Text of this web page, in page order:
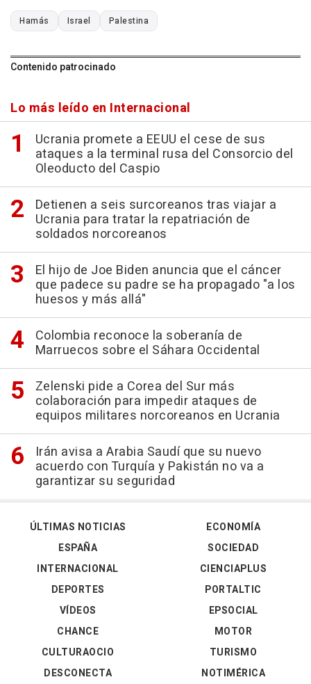
Hamás Israel Palestina
Contenido patrocinado
Lo más leído en Internacional
Ucrania promete a EEUU el cese de sus
ataques a la terminal rusa del Consorcio del
Oleoducto del Caspio
Detienen a seis surcoreanos tras viajar a
Ucrania para tratar la repatriación de
soldados norcoreanos
El hijo de Joe Biden anuncia que el cáncer
que padece su padre se ha propagado "a los
huesos y más allá"
Colombia reconoce la soberanía de
Marruecos sobre el Sáhara Occidental
Zelenski pide a Corea del Sur más
colaboración para impedir ataques de
equipos militares norcoreanos en Ucrania
Irán avisa a Arabia Saudí que su nuevo
acuerdo con Turquía y Pakistán no va a
garantizar su seguridad
ÚLTIMAS NOTICIAS
ESPAÑA
INTERNACIONAL
DEPORTES
VÍDEOS
ECONOMÍA
SOCIEDAD
CIENCIAPLUS
PORTALTIC
EPSOCIAL
CHANCE
CULTURAOCIO
DESCONECTA
MOTOR
TURISMO
NOTIMÉRICA